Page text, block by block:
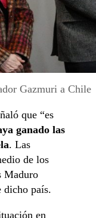
Gazmuri a Chile
que “es
ganado las
. Las
de los
Maduro
dicho país.
en